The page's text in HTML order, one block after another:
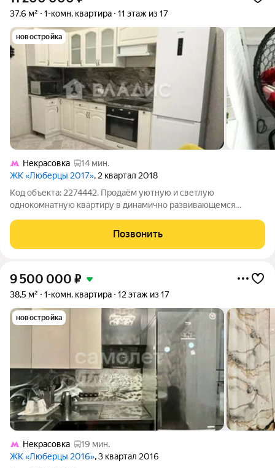
37,6 м² 1-комн. квартира 11 этаж из 17
новостройка
Некрасовка
14 мин.
ЖК «Люберцы 2017», 2 квартал 2018
Код объекта: 2274442. Продаём уютную и светлую
однокомнатную квартиру в динамично развивающемся
Московская область, Люберцы, микрорайон Зенино ЖК
Самолёт, Вертолётная улица, 38/1. Дом построен в
Позвонить
9 500 000 ₽
38,5 м² 1-комн. квартира 12 этаж из 17
новостройка
Некрасовка
19 мин.
ЖК «Люберцы 2016», 3 квартал 2016